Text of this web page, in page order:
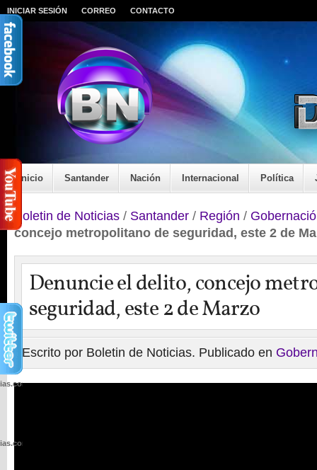
INICIAR SESIÓN CORREO CONTACTO
Inicio Santander Nación Internacional Política
Boletin de Noticias / Santander / Región /
concejo metropolitano de seguridad, este 2 de
Denuncie el delito, concejo
seguridad, este 2 de Marzo
Escrito por Boletin de Noticias. Publicado en
wp-
wp-